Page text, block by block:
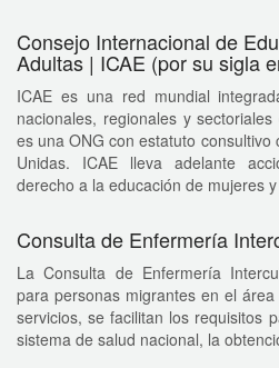
Consejo Internacional de
Adultas | ICAE (por su sigla
ICAE es una red mundial
nacionales, regionales y
es una ONG con estatuto consultivo
Unidas. ICAE lleva adelante
derecho a la educación de mujeres
Consulta de Enfermería
La Consulta de Enfermería
para personas migrantes en el
servicios, se facilitan los requisitos
sistema de salud nacional, la